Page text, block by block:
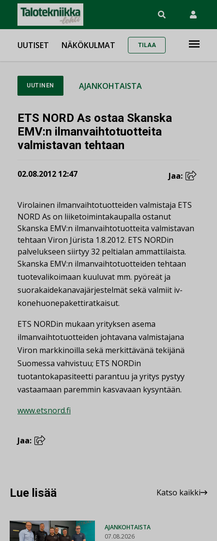
UUTISET NÄKÖKULMAT TILAA
UUTINEN AJANKOHTAISTA
ETS NORD As ostaa Skanska
EMV:n ilmanvaihtotuotteita
valmistavan tehtaan
02.08.2012 12:47 Jaa:
Virolainen ilmanvaihtotuotteiden valmistaja ETS
NORD As on liiketoimintakaupalla ostanut
Skanska EMV:n ilmanvaihtotuotteita valmistavan
tehtaan Viron Jürista 1.8.2012. ETS NORDin
palvelukseen siirtyy 32 peltialan ammattilaista.
Skanska EMV:n ilmanvaihtotuotteiden tehtaan
tuotevalikoimaan kuuluvat mm. pyöreät ja
suorakaidekanavajärjestelmät sekä valmiit iv-
konehuonepakettiratkaisut.
ETS NORDin mukaan yrityksen asema
ilmanvaihtotuotteiden johtavana valmistajana
Viron markkinoilla sekä merkittävänä tekijänä
Suomessa vahvistuu; ETS NORDin
tuotantokapasiteetti parantuu ja yritys pystyy
vastaamaan paremmin kasvavaan kysyntään.
www.etsnord.fi
Jaa:
Lue lisää Katso kaikki
AJANKOHTAISTA
07.08.2026